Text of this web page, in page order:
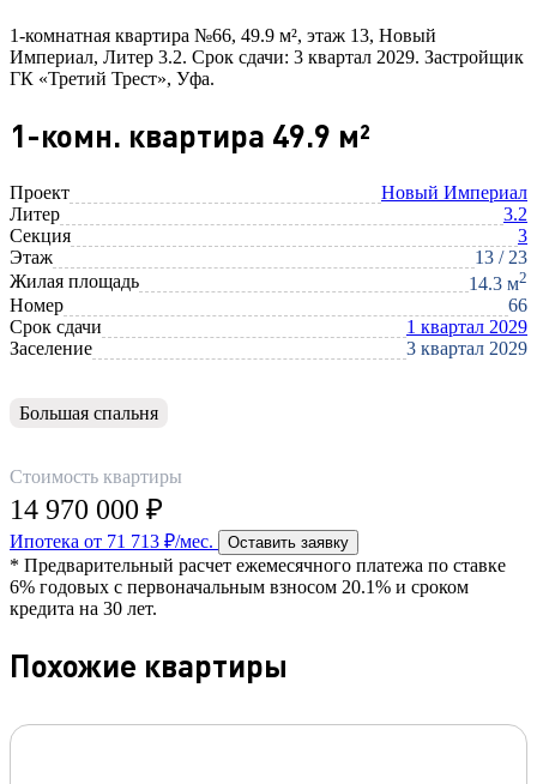
1-комнатная квартира №66, 49.9 м², этаж 13, Новый
Империал, Литер 3.2. Срок сдачи: 3 квартал 2029. Застройщик
ГК «Третий Трест», Уфа.
1-комн. квартира 49.9 м²
Проект
Новый Империал
Литер
3.2
Секция
3
Этаж
13 / 23
Жилая площадь
14.3 м2
Номер
66
Срок сдачи
1 квартал 2029
Заселение
3 квартал 2029
Большая спальня
Стоимость квартиры
14 970 000 ₽
Ипотека от 71 713 ₽/мес. Оставить заявку
* Предварительный расчет ежемесячного платежа по ставке
6% годовых с первоначальным взносом 20.1% и сроком
кредита на 30 лет.
Похожие квартиры